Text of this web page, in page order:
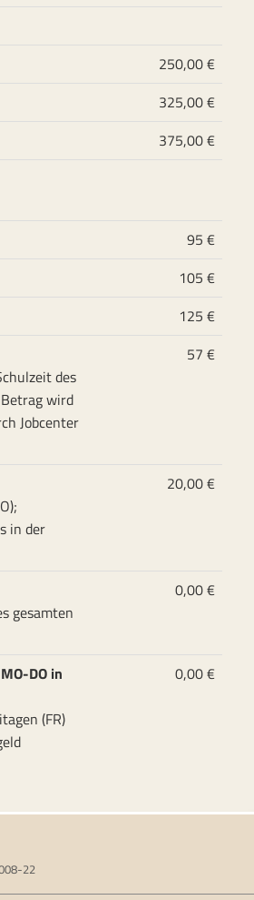
250,00 €
325,00 €
375,00 €
95 €
105 €
125 €
des
wird
Jobcenter
57 €
in der
20,00 €
gesamten
0,00 €
DO in
(FR)
0,00 €
22